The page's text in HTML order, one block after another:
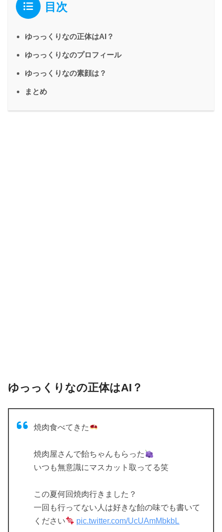
目次
ゆっっくりなの正体はAI？
ゆっっくりなのプロフィール
ゆっっくりなの素顔は？
まとめ
ゆっっくりなの正体はAI？
焼肉食べてきた
焼肉屋さんで飴ちゃんもらった
いつも無意識にマスカット取ってる笑
この夏何回焼肉行きました？
一回も行ってない人は好きな飴の味でも書いて
ください
pic.twitter.com/UcUAmMbkbL